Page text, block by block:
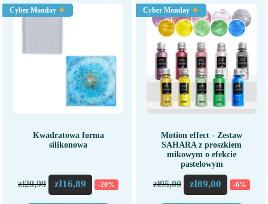
Cyber Monday
Kwadratowa forma
silikonowa
zł20,99 zł16,89 -20%
Cyber Monday
Motion effect - Zestaw
SAHARA z proszkiem
mikowym o efekcie
pastelowym
zł95,00 zł89,00 -6%